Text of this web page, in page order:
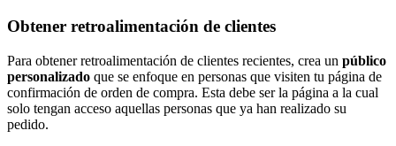
Obtener retroalimentación de clientes
Para obtener retroalimentación de clientes recientes, crea un público
personalizado que se enfoque en personas que visiten tu página de
confirmación de orden de compra. Esta debe ser la página a la cual
solo tengan acceso aquellas personas que ya han realizado su
pedido.